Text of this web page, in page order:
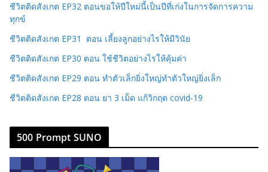
ชีวิตติดสังเกต EP32 ตอนขอให้ปีใหม่นี้เป็นปีที่เก่งในการจัดการความ
ทุกข์
ชีวิตติดสังเกต EP31 ตอน เลี้ยงลูกอย่างไรให้มีวินัย
ชีวิตติดสังเกต EP30 ตอน ใช้ชีวิตอย่างไรให้คุ้มค่า
ชีวิตติดสังเกต EP29 ตอน ทำตัวเล็กยิ่งใหญ่ทำตัวใหญ่ยิ่งเล็ก
ชีวิตติดสังเกต EP28 ตอน ยา 3 เม็ด แก้วิกฤต covid-19
500 Prompt SUNO